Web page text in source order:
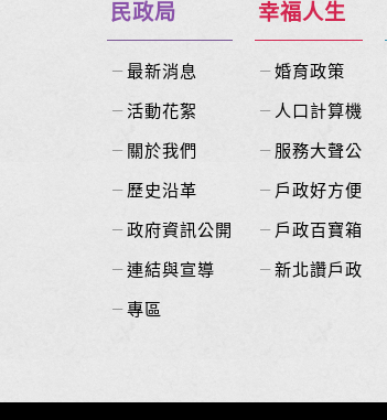
民政局
最新消息
活動花絮
關於我們
歷史沿革
政府資訊公開
連結與宣導
專區
幸福人生
婚育政策
人口計算機
服務大聲公
戶政好方便
戶政百寶箱
新北讚戶政